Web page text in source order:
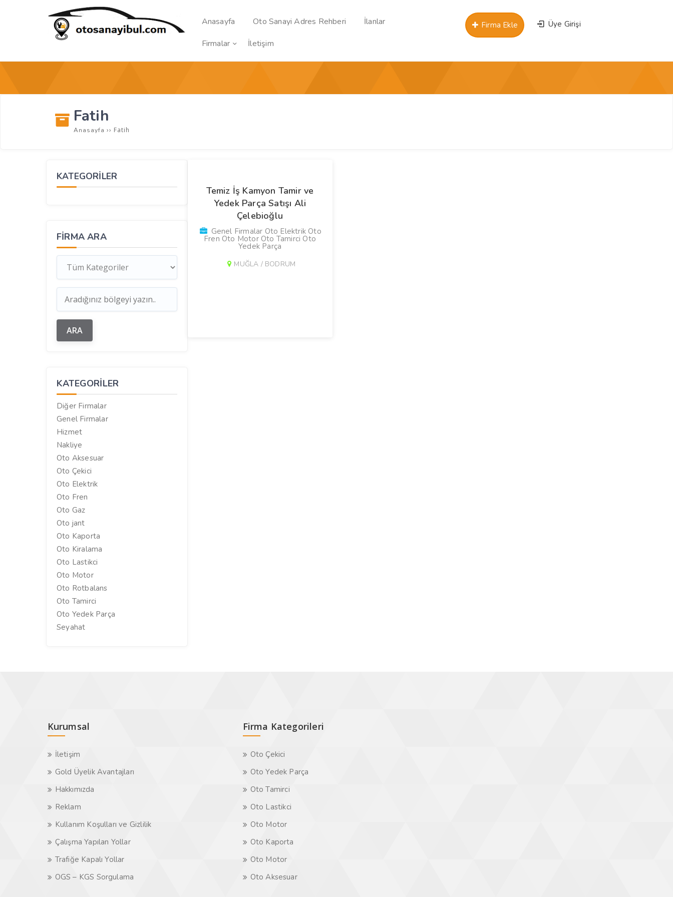
Anasayfa Oto Sanayi Adres Rehberi
İlanlar
Firmalar
İletişim
Üye Girişi
Firma Ekle
Fatih
Anasayfa ›› Fatih
KATEGORİLER
FIRMA ARA
KATEGORILER
Diğer Firmalar
Genel Firmalar
Hizmet
Nakliye
Oto Aksesuar
Oto Çekici
Oto Elektrik
Oto Fren
Oto Gaz
Oto jant
Oto Kaporta
Oto Kiralama
Oto Lastikci
Oto Motor
Oto Rotbalans
Oto Tamirci
Oto Yedek Parça
Seyahat
Temiz İş Kamyon Tamir ve
Yedek Parça Satışı Ali
Çelebioğlu
Genel Firmalar Oto Elektrik Oto
Fren Oto Motor Oto Tamirci Oto
Yedek Parça
MUĞLA / BODRUM
Kurumsal
İletişim
Gold Üyelik Avantajları
Hakkımızda
Reklam
Kullanım Koşulları ve Gizlilik
Çalışma Yapılan Yollar
Trafiğe Kapalı Yollar
OGS – KGS Sorgulama
Firma Kategorileri
Oto Çekici
Oto Yedek Parça
Oto Tamirci
Oto Lastikci
Oto Motor
Oto Kaporta
Oto Motor
Oto Aksesuar